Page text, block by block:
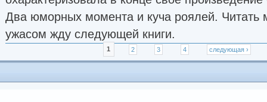
Два юморных момента и куча роялей. Читать
ужасом жду следующей книги.
1 2 3 4 следующая ›